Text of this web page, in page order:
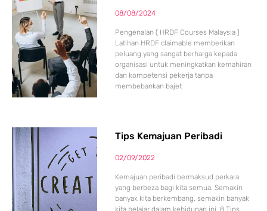
08/08/2024
Pengenalan ( HRDF Courses Malaysia )
Latihan HRDF claimable memberikan
peluang yang sangat berharga kepada
organisasi untuk meningkatkan kemahiran
dan kompetensi pekerja tanpa
membebankan bajet
Tips Kemajuan Peribadi
02/09/2022
Kemajuan peribadi bermaksud perkara
yang berbeza bagi kita semua. Semakin
banyak kita berkembang, semakin banyak